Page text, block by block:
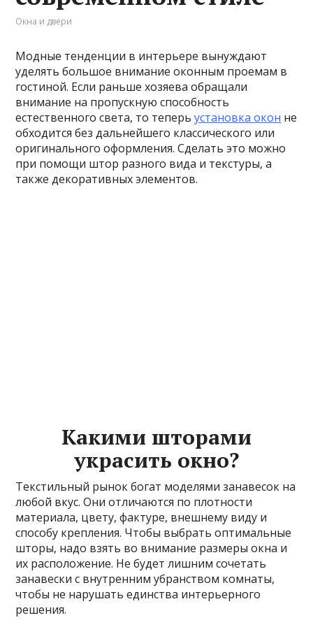
Окна и двери
Модные тенденции в интерьере вынуждают
уделять большое внимание оконным проемам в
гостиной. Если раньше хозяева обращали
внимание на пропускную способность
естественного света, то теперьустановка окон не
обходится без дальнейшего классического или
оригинального оформления. Сделать это можно
при помощи штор разного вида и текстуры, а
также декоративных элементов.
Какими шторами
украсить окно?
Текстильный рынок богат моделями занавесок на
любой вкус. Они отличаются по плотности
материала, цвету, фактуре, внешнему виду и
способу крепления. Чтобы выбрать оптимальные
шторы, надо взять во внимание размеры окна и
их расположение. Не будет лишним сочетать
занавески с внутренним убранством комнаты,
чтобы не нарушать единства интерьерного
решения.